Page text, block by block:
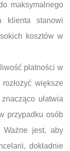
maksymalnego
klienta stanowi
kosztów w
płatności w
większe
ułatwia
przypadku osób
Ważne jest, aby
dokładnie